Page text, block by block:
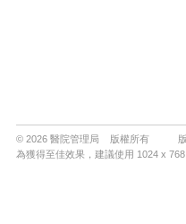
© 2026 醫院管理局 版權所有
為獲得至佳效果，建議使用 1024 x